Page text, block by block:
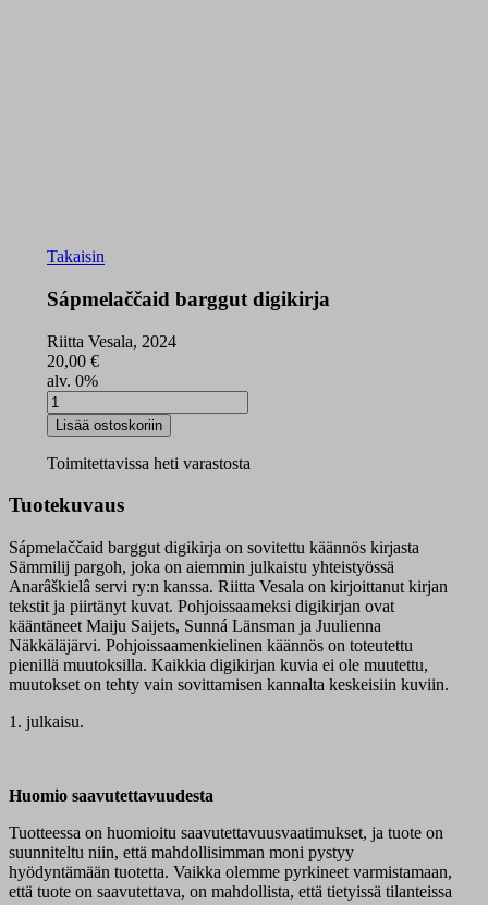
Takaisin
Sápmelaččaid barggut digikirja
Riitta Vesala, 2024
20,00 €
alv. 0%
Sápmelaččaid
barggut
digikirja
määrä
Lisää ostoskoriin
Toimitettavissa heti varastosta
Tuotekuvaus
Sápmelaččaid barggut digikirja on sovitettu käännös kirjasta
Sämmilij pargoh, joka on aiemmin julkaistu yhteistyössä
Anarâškielâ servi ry:n kanssa. Riitta Vesala on kirjoittanut kirjan
tekstit ja piirtänyt kuvat. Pohjoissaameksi digikirjan ovat
kääntäneet Maiju Saijets, Sunná Länsman ja Juulienna
Näkkäläjärvi. Pohjoissaamenkielinen käännös on toteutettu
pienillä muutoksilla. Kaikkia digikirjan kuvia ei ole muutettu,
muutokset on tehty vain sovittamisen kannalta keskeisiin kuviin.
1. julkaisu.
Huomio saavutettavuudesta
Tuotteessa on huomioitu saavutettavuusvaatimukset, ja tuote on
suunniteltu niin, että mahdollisimman moni pystyy
hyödyntämään tuotetta. Vaikka olemme pyrkineet varmistamaan,
että tuote on saavutettava, on mahdollista, että tietyissä tilanteissa